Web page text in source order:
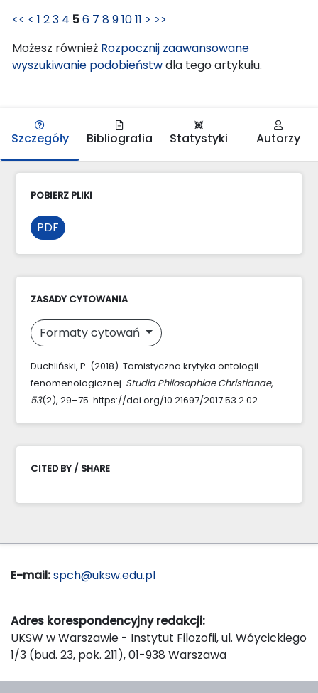
<< < 1 23 4 56 7 891011 > >>
Możesz również Rozpocznij zaawansowane
wyszukiwanie podobieństwdla tego artykułu.
Szczegóły Bibliografia Statystyki Autorzy
POBIERZ PLIKI
PDF
ZASADY CYTOWANIA
Formaty cytowań
Duchliński, P. (2018). Tomistyczna krytyka ontologii
fenomenologicznej. Studia Philosophiae Christianae,
53(2), 29–75. https://doi.org/10.21697/2017.53.2.02
CITED BY / SHARE
E-mail:spch@uksw.edu.pl
Adres korespondencyjny redakcji:
UKSW w Warszawie - Instytut Filozofii, ul. Wóycickiego
1/3 (bud. 23, pok. 211), 01-938 Warszawa